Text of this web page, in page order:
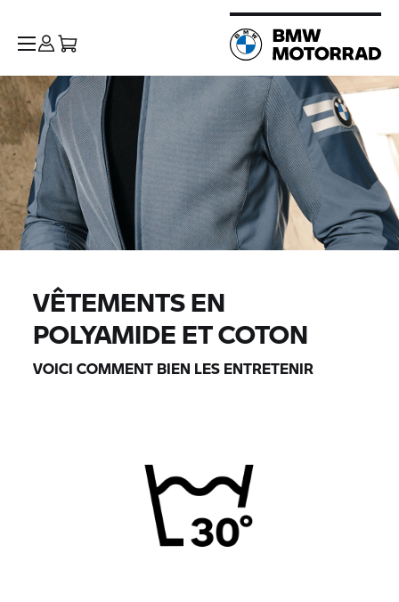
VÊTEMENTS EN
POLYAMIDE ET COTON
VOICI COMMENT BIEN LES ENTRETENIR